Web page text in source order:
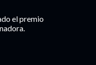
el premio